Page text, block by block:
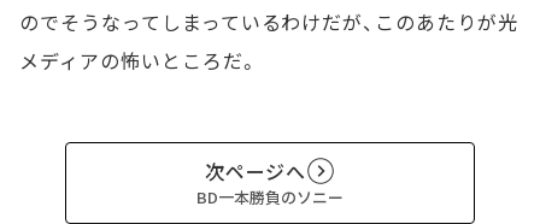
のでそうなってしまっているわけだが、このあたりが光
メディアの怖いところだ。
次ページへ
BD一本勝負のソニー